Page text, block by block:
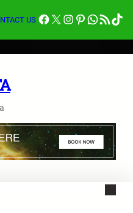
US Facebook
X Instagram
Pinterest
Feed RSS